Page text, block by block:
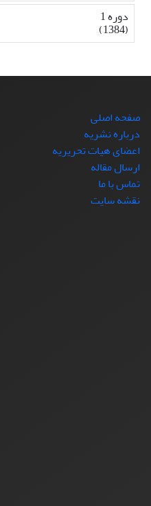
دوره 1
(1384)
صفحه اصلی
درباره نشریه
اعضای هیات تحریریه
ارسال مقاله
تماس با ما
نقشه سایت